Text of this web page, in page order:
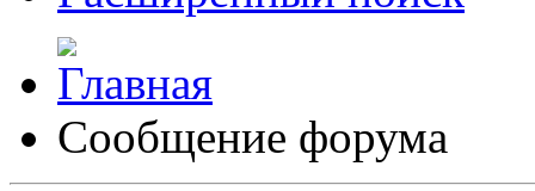
Сообщение форума